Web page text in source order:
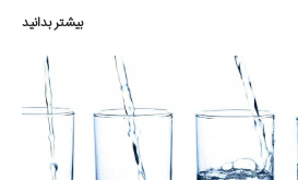
بیشتر بدانید